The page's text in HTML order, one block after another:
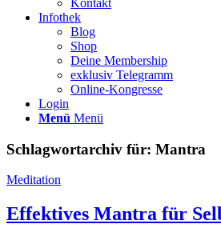
Kontakt
Infothek
Blog
Shop
Deine Membership
exklusiv Telegramm
Online-Kongresse
Login
Menü Menü
Schlagwortarchiv für: Mantra
Meditation
Effektives Mantra für